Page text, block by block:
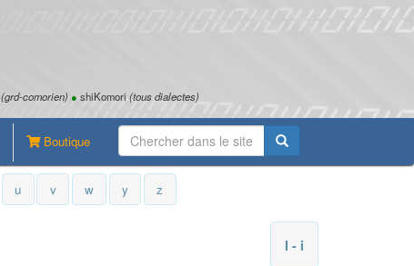
(grd-comorien) ● shiKomori (tous dialectes)
Boutique
u v w y z
I - i